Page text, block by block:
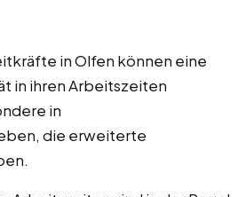
in Olfen können eine
in ihren Arbeitszeiten
in
die erweiterte